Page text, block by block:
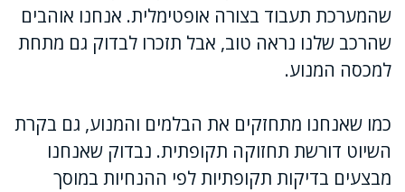
שהמערכת תעבוד בצורה אופטימלית. אנחנו אוהבים
שהרכב שלנו נראה טוב, אבל תזכרו לבדוק גם מתחת
למכסה המנוע.
כמו שאנחנו מתחזקים את הבלמים והמנוע, גם בקרת
השיוט דורשת תחזוקה תקופתית. נבדוק שאנחנו
מבצעים בדיקות תקופתיות לפי ההנחיות במוסך